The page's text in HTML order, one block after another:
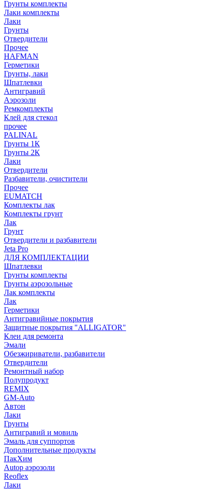
Грунты комплекты
Лаки комплекты
Лаки
Грунты
Отвердители
Прочее
HAFMAN
Герметики
Грунты, лаки
Шпатлевки
Антигравий
Аэрозоли
Ремкомплекты
Клей для стекол
прочее
PALINAL
Грунты 1К
Грунты 2К
Лаки
Отвердители
Разбавители, очистители
Прочее
EUMATCH
Комплекты лак
Комплекты грунт
Лак
Грунт
Отвердители и разбавители
Jeta Pro
ДЛЯ КОМПЛЕКТАЦИИ
Шпатлевки
Грунты комплекты
Грунты аэрозольные
Лак комплекты
Лак
Герметики
Антигравийные покрытия
Защитные покрытия "ALLIGATOR"
Клеи для ремонта
Эмали
Обезжириватели, разбавители
Отвердители
Ремонтный набор
Полупродукт
REMIX
GM-Auto
Автон
Лаки
Грунты
Антигравий и мовиль
Эмаль для суппортов
Дополнительные продукты
ПакХим
Autop аэрозоли
Reoflex
Лаки